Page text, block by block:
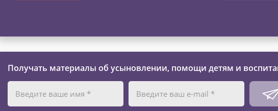
Получать материалы об усыновлении, помощи детям и